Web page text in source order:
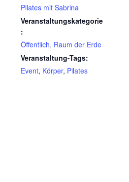
Pilates mit Sabrina
Veranstaltungskategorie
:
Öffentlich, Raum der Erde
Veranstaltung-Tags:
Event, Körper, Pilates